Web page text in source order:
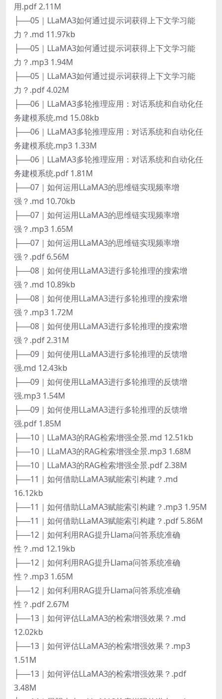
用.pdf 2.11M
├──05｜LLaMA3如何通过提示词获得上下文学习能
力？.md 11.97kb
├──05｜LLaMA3如何通过提示词获得上下文学习能
力？.mp3 1.94M
├──05｜LLaMA3如何通过提示词获得上下文学习能
力？.pdf 4.02M
├──06｜LLaMA3多轮推理应用：对话系统和自动化任
务建模系统.md 15.08kb
├──06｜LLaMA3多轮推理应用：对话系统和自动化任
务建模系统.mp3 1.33M
├──06｜LLaMA3多轮推理应用：对话系统和自动化任
务建模系统.pdf 1.81M
├──07｜如何运用LLaMA3的思维链实现频率增
强？.md 10.70kb
├──07｜如何运用LLaMA3的思维链实现频率增
强？.mp3 1.65M
├──07｜如何运用LLaMA3的思维链实现频率增
强？.pdf 6.56M
├──08｜如何使用LLaMA3进行多轮推理的搜索增
强？.md 10.89kb
├──08｜如何使用LLaMA3进行多轮推理的搜索增
强？.mp3 1.72M
├──08｜如何使用LLaMA3进行多轮推理的搜索增
强？.pdf 2.31M
├──09｜如何使用LLaMA3进行多轮推理的反馈增
强.md 12.43kb
├──09｜如何使用LLaMA3进行多轮推理的反馈增
强.mp3 1.54M
├──09｜如何使用LLaMA3进行多轮推理的反馈增
强.pdf 1.85M
├──10｜LLaMA3的RAG检索增强全景.md 12.51kb
├──10｜LLaMA3的RAG检索增强全景.mp3 1.68M
├──10｜LLaMA3的RAG检索增强全景.pdf 2.38M
├──11｜如何借助LLaMA3赋能索引构建？.md
16.12kb
├──11｜如何借助LLaMA3赋能索引构建？.mp3 1.95M
├──11｜如何借助LLaMA3赋能索引构建？.pdf 5.86M
├──12｜如何利用RAG提升Llama问答系统准确
性？.md 12.19kb
├──12｜如何利用RAG提升Llama问答系统准确
性？.mp3 1.65M
├──12｜如何利用RAG提升Llama问答系统准确
性？.pdf 2.67M
├──13｜如何评估LLaMA3的检索增强效果？.md
12.02kb
├──13｜如何评估LLaMA3的检索增强效果？.mp3
1.51M
├──13｜如何评估LLaMA3的检索增强效果？.pdf
3.48M